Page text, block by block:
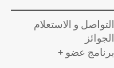
التواصل و الاستعلام
الجوائز
برنامج عضو +